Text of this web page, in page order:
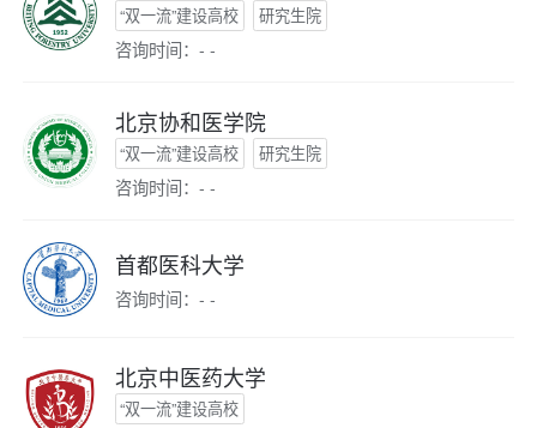
“双一流”建设高校 研究生院
咨询时间：- -
北京协和医学院
“双一流”建设高校 研究生院
咨询时间：- -
首都医科大学
咨询时间：- -
北京中医药大学
“双一流”建设高校